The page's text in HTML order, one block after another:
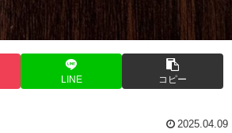
LINE コピー
2025.04.09